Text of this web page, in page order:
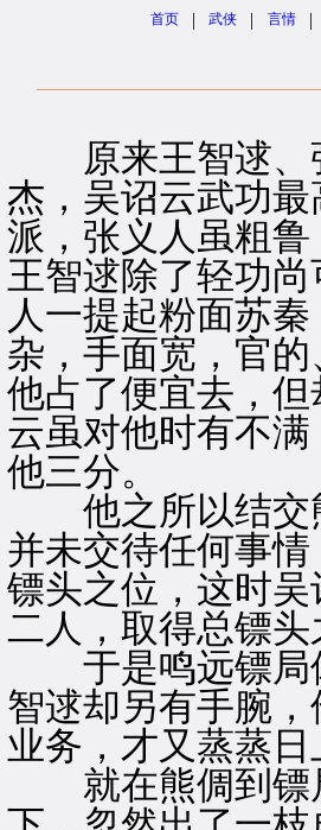
首页 | 武侠 | 言情 |
原来王智逑、
杰，吴诏云武功
派，张义人虽粗
王智逑除了轻功
人一提起粉面苏
杂，手面宽，官
他占了便宜去，
云虽对他时有不
他三分。
他之所以结交
并未交待任何事
镖头之位，这时
二人，取得总镖
于是鸣远镖局
智逑却另有手腕
业务，才又蒸蒸日
就在熊倜到镖